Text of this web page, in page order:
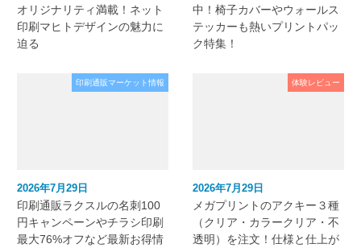
オリジナリティ満載！ネット
印刷マヒトデザインの魅力に
迫る
中！椅子カバーやウォールス
テッカーも熱いプリントパッ
ク特集！
印刷通販マーケット情報
2026年7月29日
印刷通販ラクスルの名刺100
円キャンペーンやチラシ印刷
最大76%オフなど最新お得情
体験レビュー
2026年7月29日
メガプリントのアクキー３種
（クリア・カラークリア・不
透明）を注文！仕様と仕上が